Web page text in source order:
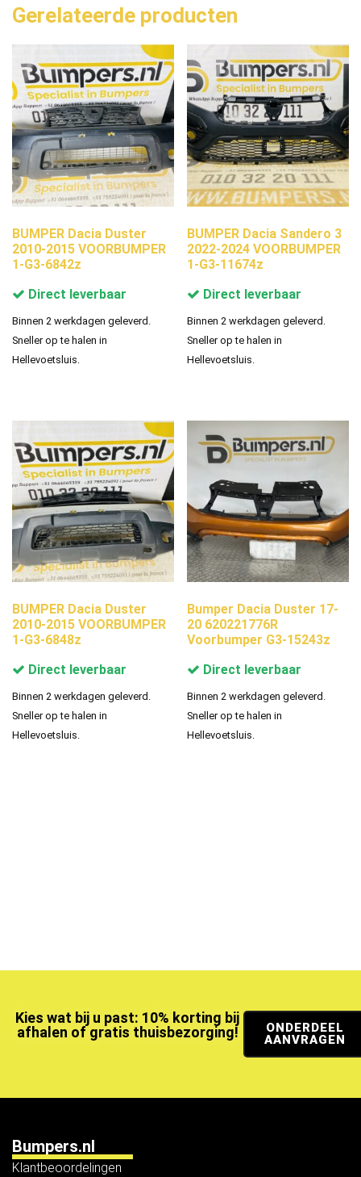
Gerelateerde producten
BUMPER Dacia Duster
2010-2015 VOORBUMPER
1-G3-6842z
Direct leverbaar
Binnen 2 werkdagen geleverd.
Sneller op te halen in
Hellevoetsluis.
BUMPER Dacia Sandero 3
2022-2024 VOORBUMPER
1-G3-11674z
Direct leverbaar
Binnen 2 werkdagen geleverd.
Sneller op te halen in
Hellevoetsluis.
BUMPER Dacia Duster
2010-2015 VOORBUMPER
1-G3-6848z
Direct leverbaar
Binnen 2 werkdagen geleverd.
Sneller op te halen in
Hellevoetsluis.
Bumper Dacia Duster 17-
20 620221776R
Voorbumper G3-15243z
Direct leverbaar
Binnen 2 werkdagen geleverd.
Sneller op te halen in
Hellevoetsluis.
Kies wat bij u past: 10% korting bij
afhalen of gratis thuisbezorging!
ONDERDEEL
AANVRAGEN
Bumpers.nl
Klantbeoordelingen